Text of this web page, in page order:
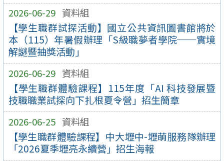
2026-06-29 資料組
【學生職群試探活動】國立公共資訊圖書館將於
本（115）年暑假辦理「S級職夢者學院──實境
解謎暨抽獎活動」
2026-06-29 資料組
【學生職群體驗課程】115年度「AI 科技發展暨
技職職業試探向下扎根夏令營」招生簡章
2026-06-25 資料組
【學生職群體驗課程】中大壢中-壢萌服務隊辦理
「2026夏季壢亮永續營」招生海報